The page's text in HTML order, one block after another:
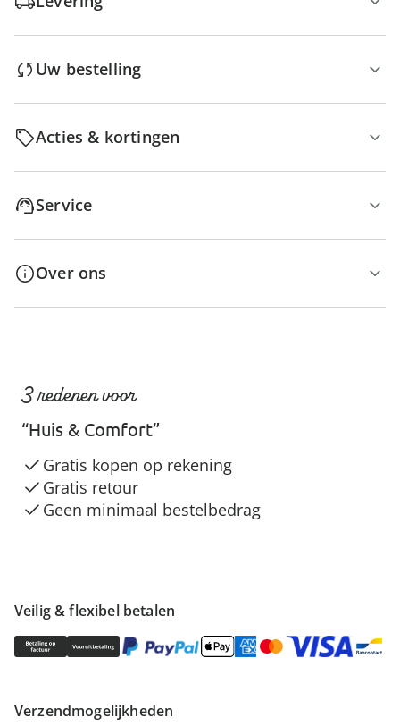
Uw bestelling
Acties & kortingen
Service
Over ons
Veilig & flexibel betalen
Verzendmogelijkheden
3 redenen voor
“Huis & Comfort”
Gratis kopen op rekening
Gratis retour
Geen minimaal bestelbedrag